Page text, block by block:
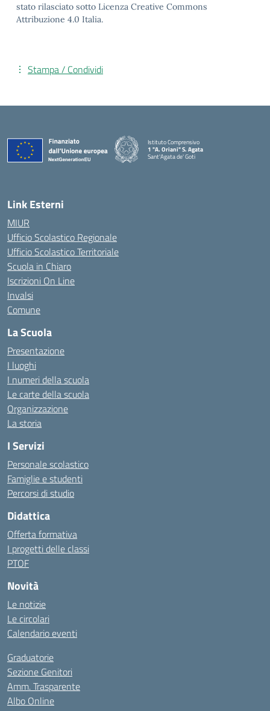
stato rilasciato sotto Licenza Creative Commons
Attribuzione 4.0 Italia.
Stampa / Condividi
Istituto Comprensivo
1 "A. Oriani" S. Agata
Sant'Agata de' Goti
— Visita la pagina iniziale della scuola
Link Esterni
MIUR
Ufficio Scolastico Regionale
Ufficio Scolastico Territoriale
Scuola in Chiaro
Iscrizioni On Line
Invalsi
Comune
La Scuola
Presentazione
I luoghi
I numeri della scuola
Le carte della scuola
Organizzazione
La storia
I Servizi
Personale scolastico
Famiglie e studenti
Percorsi di studio
Didattica
Offerta formativa
I progetti delle classi
PTOF
Novità
Le notizie
Le circolari
Calendario eventi
Graduatorie
Sezione Genitori
Amm. Trasparente
Albo Online